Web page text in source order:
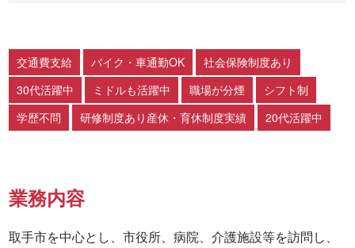
交通費支給 バイク・車通勤OK
社会保険制度あり
30代活躍中
ミドルも活躍中 職場が分煙
シフト制
学歴不問
研修制度あり産休・育休制度実績 20代活躍中
業務内容
取手市を中心とし、市役所、病院、介護施設等を訪問し、